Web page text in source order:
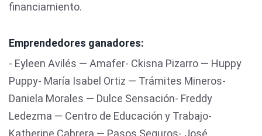
financiamiento.
Emprendedores ganadores:
- Eyleen Avilés — Amafer- Ckisna Pizarro — Huppy
Puppy- María Isabel Ortiz — Trámites Mineros-
Daniela Morales — Dulce Sensación- Freddy
Ledezma — Centro de Educación y Trabajo-
Katherine Cabrera — Pasos Seguros- José